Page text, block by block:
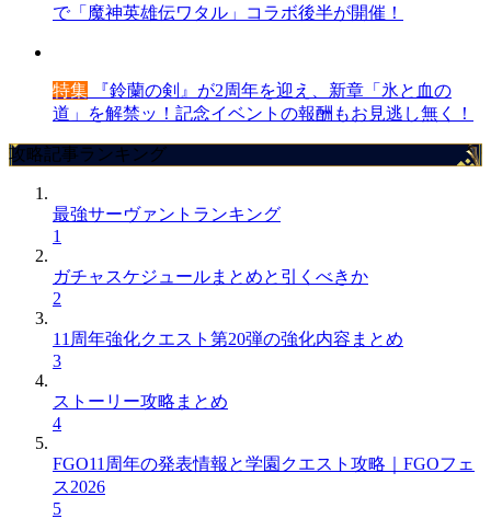
で「魔神英雄伝ワタル」コラボ後半が開催！
特集 『鈴蘭の剣』が2周年を迎え、新章「氷と血の
道」を解禁ッ！記念イベントの報酬もお見逃し無く！
攻略記事ランキング
最強サーヴァントランキング
1
ガチャスケジュールまとめと引くべきか
2
11周年強化クエスト第20弾の強化内容まとめ
3
ストーリー攻略まとめ
4
FGO11周年の発表情報と学園クエスト攻略｜FGOフェ
ス2026
5